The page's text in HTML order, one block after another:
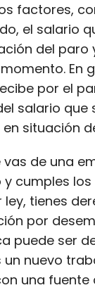
factores,
el salario
del paro
En
por el
salario
situación
vas de una
cumples
tienes
por
puede ser
nuevo
una fuente